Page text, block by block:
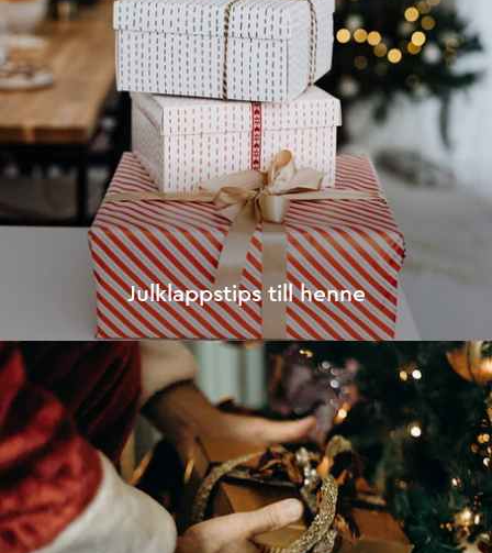
Julklappstips till henne